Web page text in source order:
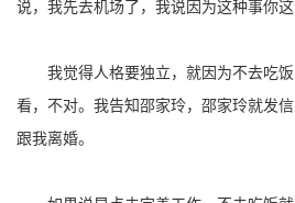
说，我先去机场了，我说因为这种事你这
我觉得人格要独立，就因为不去吃
看，不对。我告知邵家玲，邵家玲就发
跟我离婚。